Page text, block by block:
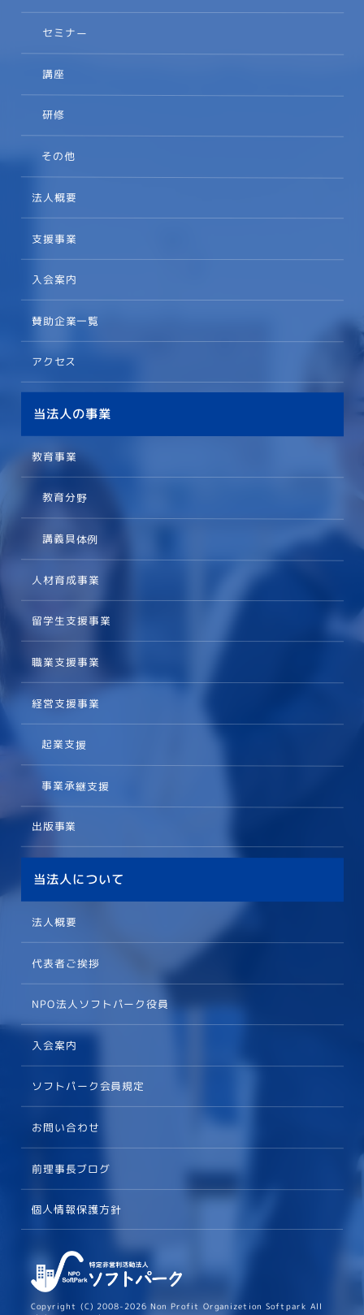
セミナー
講座
研修
その他
法人概要
支援事業
入会案内
賛助企業一覧
アクセス
当法人の事業
教育事業
教育分野
講義具体例
人材育成事業
留学生支援事業
職業支援事業
経営支援事業
起業支援
事業承継支援
出版事業
当法人について
法人概要
代表者ご挨拶
NPO法人ソフトパーク役員
入会案内
ソフトパーク会員規定
お問い合わせ
前理事長ブログ
Copyright (C) 2008-2026 Non Profit Organizetion Softpark All
個人情報保護方針